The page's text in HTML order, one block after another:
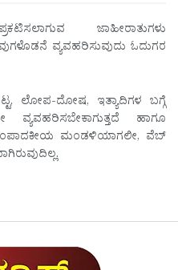
ಜಾಹೀರಾತುಗಳು
ವ್ಯವಹರಿಸುವುದು ಓದುಗರ
ಲೋಪ-ದೋಷ, ಇತ್ಯಾದಿಗಳ ಬಗ್ಗೆ
ವ್ಯವಹರಿಸಬೇಕಾಗುತ್ತದೆ ಹಾಗೂ
ಮಂಡಳಿಯಾಗಲೀ, ವೆಬ್